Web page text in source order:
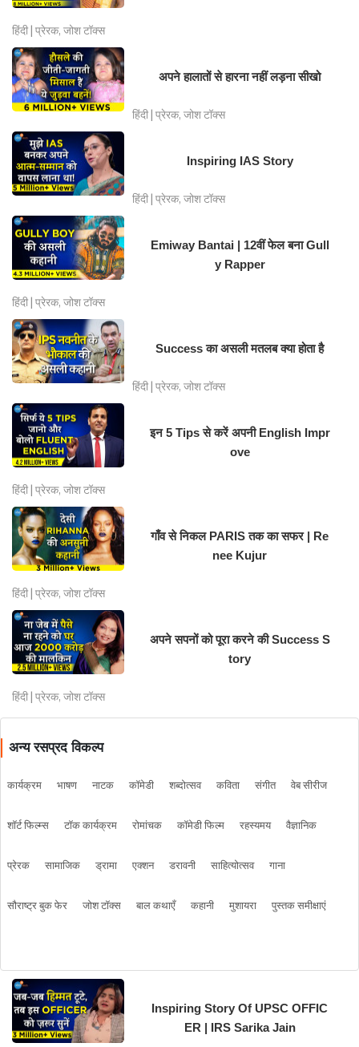
हिंदी | प्रेरक, जोश टॉक्स
अपने हालातों से हारना नहीं लड़ना सीखो
हिंदी | प्रेरक, जोश टॉक्स
Inspiring IAS Story
हिंदी | प्रेरक, जोश टॉक्स
Emiway Bantai | 12वीं फेल बना Gull
y Rapper
हिंदी | प्रेरक, जोश टॉक्स
Success का असली मतलब क्या होता है
हिंदी | प्रेरक, जोश टॉक्स
इन 5 Tips से करें अपनी English Impr
ove
हिंदी | प्रेरक, जोश टॉक्स
गाँव से निकल PARIS तक का सफर | Re
nee Kujur
हिंदी | प्रेरक, जोश टॉक्स
अपने सपनों को पूरा करने की Success S
tory
हिंदी | प्रेरक, जोश टॉक्स
अन्य रसप्रद विकल्प
कार्यक्रम भाषण नाटक कॉमेडी शब्दोत्सव कविता संगीत वेब सीरीज
शॉर्ट फिल्म्स टॉक कार्यक्रम रोमांचक कॉमेडी फिल्म रहस्यमय वैज्ञानिक
प्रेरक सामाजिक ड्रामा एक्शन डरावनी साहित्योत्सव गाना
सौराष्ट्र बुक फेर जोश टॉक्स बाल कथाएँ कहानी मुशायरा पुस्तक समीक्षाएं
Inspiring Story Of UPSC OFFIC
ER | IRS Sarika Jain